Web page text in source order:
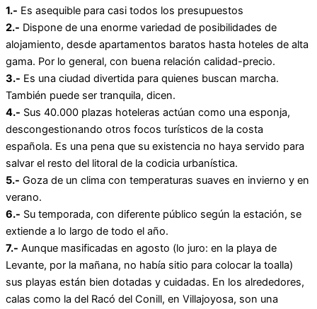
1.- Es asequible para casi todos los presupuestos
2.- Dispone de una enorme variedad de posibilidades de
alojamiento, desde apartamentos baratos hasta hoteles de alta
gama. Por lo general, con buena relación calidad-precio.
3.- Es una ciudad divertida para quienes buscan marcha.
También puede ser tranquila, dicen.
4.- Sus 40.000 plazas hoteleras actúan como una esponja,
descongestionando otros focos turísticos de la costa
española. Es una pena que su existencia no haya servido para
salvar el resto del litoral de la codicia urbanística.
5.- Goza de un clima con temperaturas suaves en invierno y en
verano.
6.- Su temporada, con diferente público según la estación, se
extiende a lo largo de todo el año.
7.- Aunque masificadas en agosto (lo juro: en la playa de
Levante, por la mañana, no había sitio para colocar la toalla)
sus playas están bien dotadas y cuidadas. En los alrededores,
calas como la del Racó del Conill, en Villajoyosa, son una